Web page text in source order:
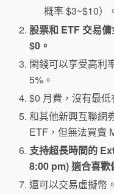
概率 $3~$10）
股票和 ETF 交易
$0。
閑錢可以享受高利
5%。
$0 月費，沒有最低
和其他新興互聯網
ETF，但無法買賣
支持超長時間的
8:00 pm) 適合喜歡
還可以交易虛擬幣。